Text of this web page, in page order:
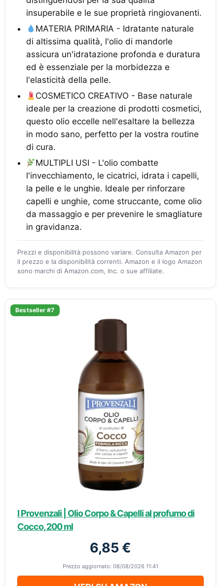
insuperabile e le sue proprietà ringiovanenti.
MATERIA PRIMARIA - Idratante naturale
di altissima qualità, l'olio di mandorle
assicura un'idratazione profonda e duratura
ed è essenziale per la morbidezza e
l'elasticità della pelle.
COSMETICO CREATIVO - Base naturale
ideale per la creazione di prodotti cosmetici,
questo olio eccelle nell'esaltare la bellezza
in modo sano, perfetto per la vostra routine
di cura.
MULTIPLI USI - L'olio combatte
l'invecchiamento, le cicatrici, idrata i capelli,
la pelle e le unghie. Ideale per rinforzare
capelli e unghie, come struccante, come olio
da massaggio e per prevenire le smagliature
in gravidanza.
Prezzi e disponibilità possono variare. Consulta Amazon per
il prezzo e la disponibilità correnti. Amazon e il logo Amazon
sono marchi di Amazon.com, Inc. o sue affiliate.
Bestseller #7
I Provenzali | Olio Corpo & Capelli al profumo di
Cocco, 200 ml
6,85 €
Prezzo aggiornato: 08/08/2026 11:41